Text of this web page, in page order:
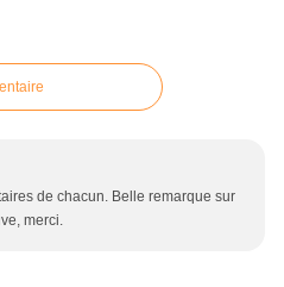
de chacun. Belle remarque sur
merci.